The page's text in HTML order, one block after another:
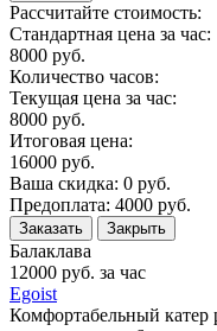
Рассчитайте стоимость:
Стандартная цена за час:
8000 руб.
Количество часов:
Текущая цена за час:
8000 руб.
Итоговая цена:
16000 руб.
Ваша скидка: 0 руб.
Предоплата: 4000 руб.
Заказать Закрыть
Балаклава
12000 руб. за час
Egoist
Комфортабельный катер